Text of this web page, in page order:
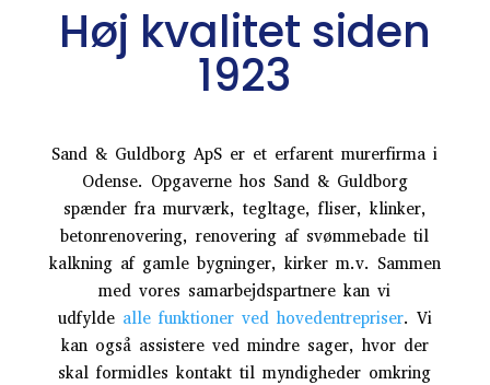
Høj kvalitet siden
1923
Sand & Guldborg ApS er et erfarent murerfirma i
Odense. Opgaverne hos Sand & Guldborg
spænder fra murværk, tegltage, fliser, klinker,
betonrenovering, renovering af svømmebade til
kalkning af gamle bygninger, kirker m.v. Sammen
med vores samarbejdspartnere kan vi
udfylde alle funktioner ved hovedentrepriser. Vi
kan også assistere ved mindre sager, hvor der
skal formidles kontakt til myndigheder omkring